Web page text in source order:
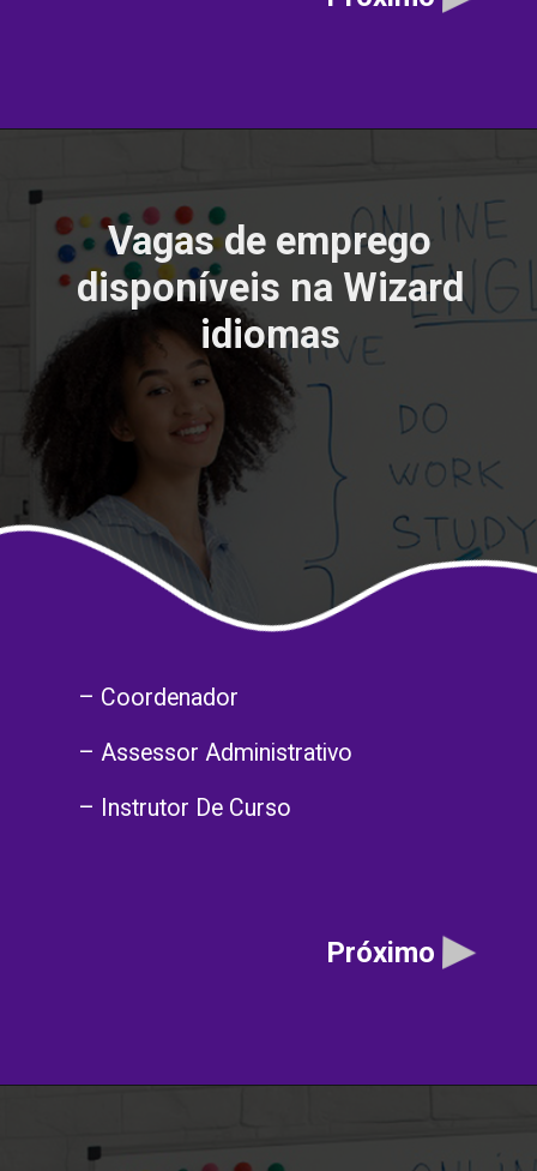
– Coordenador
– Assessor Administrativo
– Instrutor De Curso
Vagas de emprego
disponíveis na Wizard
idiomas
Próximo